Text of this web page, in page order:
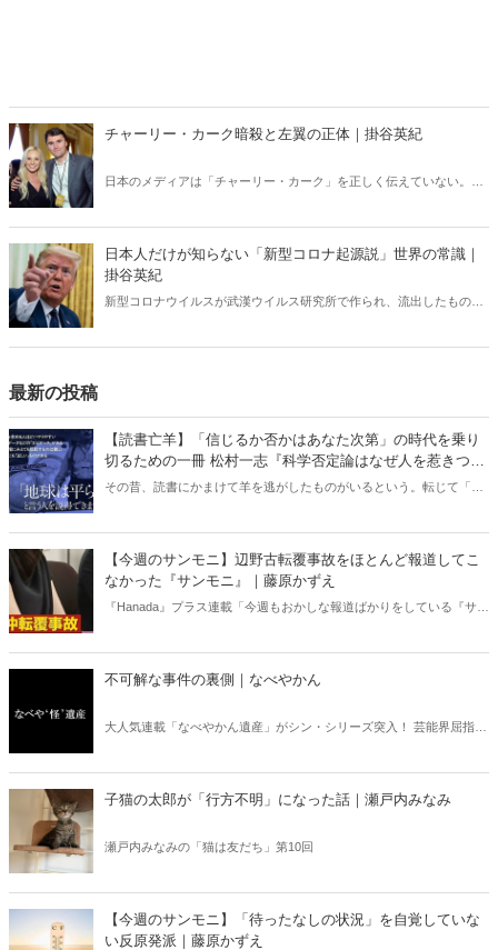
チャーリー・カーク暗殺と左翼の正体｜掛谷英紀
日本のメディアは「チャーリー・カーク」を正しく伝えていない。カ
釈では絶対にわからない「チャーリー・カーク」現象の本質。
日本人だけが知らない「新型コロナ起源説」世界の常識｜
掛谷英紀
新型コロナウイルスが武漢ウイルス研究所で作られ、流出したもので
最新の投稿
【読書亡羊】「信じるか否かはあなた次第」の時代を乗り
切るための一冊 松村一志『科学否定論はなぜ人を惹きつけ
るのか』（ちくま新書）｜梶原麻衣子
その昔、読書にかまけて羊を逃がしたものがいるという。転じて「読
ある。元月刊『Hanada』編集部員のライター・梶原がお送りする時事
書評！
【今週のサンモニ】辺野古転覆事故をほとんど報道してこ
なかった『サンモニ』｜藤原かずえ
『Hanada』プラス連載「今週もおかしな報道ばかりをしている『サン
不可解な事件の裏側｜なべやかん
大人気連載「なべやかん遺産」がシン・シリーズ突入！ 芸能界屈指の
信じるか信じないかは、あなた次第！ 芸能ニュース
子猫の太郎が「行方不明」になった話｜瀬戸内みなみ
瀬戸内みなみの「猫は友だち」第10回
【今週のサンモニ】「待ったなしの状況」を自覚していな
い反原発派｜藤原かずえ